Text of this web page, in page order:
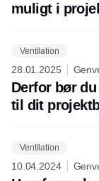
muligt i
Ventilation
28.01.2025
Derfor bør
til dit
Ventilation
10.04.2024